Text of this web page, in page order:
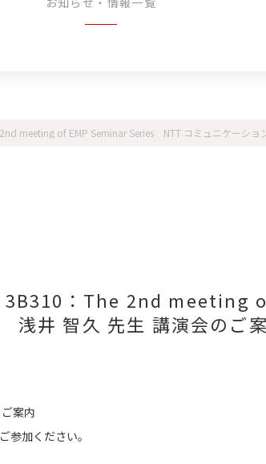
meeting of EMP Seminar Series NTT コミュニケーシ
3B310：The 2nd
井 智久 先生 講演会のご
案内
参加ください。